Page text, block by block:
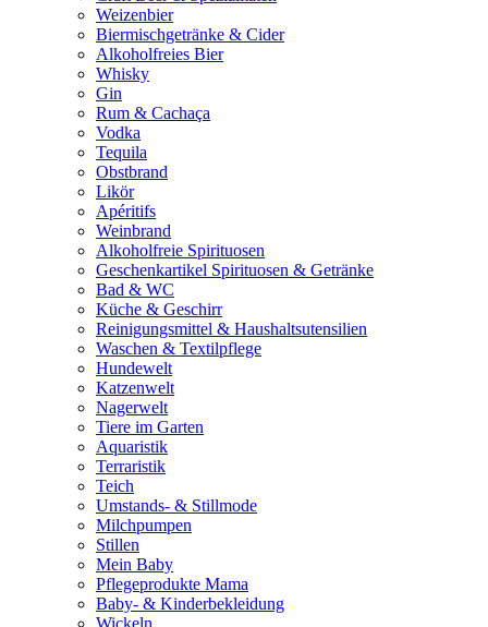
Weizenbier
Biermischgetränke & Cider
Alkoholfreies Bier
Whisky
Gin
Rum & Cachaça
Vodka
Tequila
Obstbrand
Likör
Apéritifs
Weinbrand
Alkoholfreie Spirituosen
Geschenkartikel Spirituosen & Getränke
Bad & WC
Küche & Geschirr
Reinigungsmittel & Haushaltsutensilien
Waschen & Textilpflege
Hundewelt
Katzenwelt
Nagerwelt
Tiere im Garten
Aquaristik
Terraristik
Teich
Umstands- & Stillmode
Milchpumpen
Stillen
Mein Baby
Pflegeprodukte Mama
Baby- & Kinderbekleidung
Wickeln